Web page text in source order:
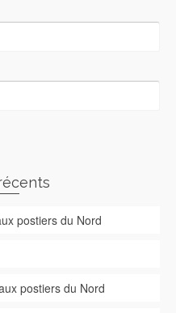
postiers du Nord
postiers du Nord